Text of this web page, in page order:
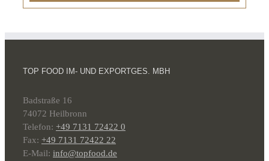
TOP FOOD IM- UND EXPORTGES. MBH
Badstraße 16
74072 Heilbronn
Telefon: +49 7131 72422 0
Fax: +49 7131 72422 22
E-Mail: info@topfood.de